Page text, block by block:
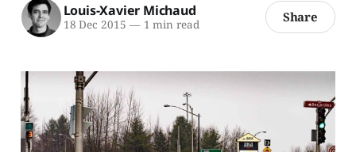
Louis-Xavier Michaud
18 Dec 2015 —1 min read Share